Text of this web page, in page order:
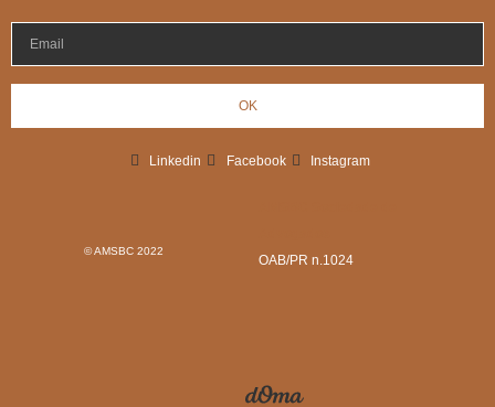
OK
Linkedin Facebook Instagram
© AMSBC 2022
OAB/PR n.1024